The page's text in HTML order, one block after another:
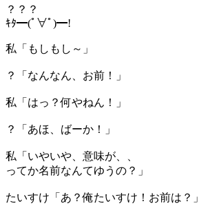
？？？
ｷﾀ━(ﾟ∀ﾟ)━!
私「もしもし～」
？「なんなん、お前！」
私「はっ？何やねん！」
？「あほ、ばーか！」
私「いやいや、意味が、、
ってか名前なんてゆうの？」
たいすけ「あ？俺たいすけ！お前は？」